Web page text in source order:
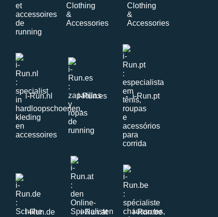
i-Run.nl i-Run.es i-Run.pt
i-Run.de i-Run.at i-Run.be